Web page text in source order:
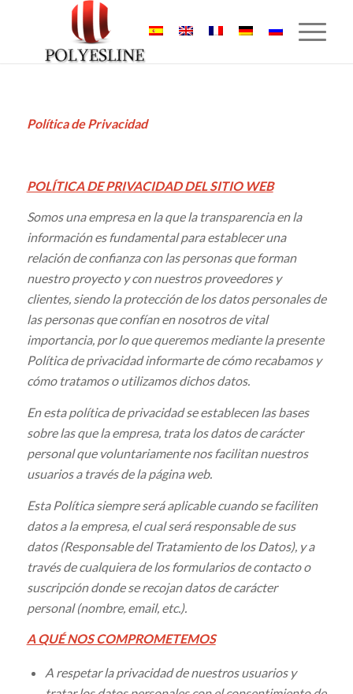
Política de Privacidad
POLÍTICA DE PRIVACIDAD DEL SITIO WEB
Somosuna empresa en la que la transparencia en la
información es fundamental para establecer una
relación de confianza con las personas que forman
nuestro proyecto y con nuestros proveedores y
clientes, siendo la protección de los datos personales de
las personas que confían en nosotros de vital
importancia, por lo que queremos mediante la presente
Política de privacidad informarte de cómo recabamos y
cómo tratamos o utilizamos dichos datos.
En estapolítica de privacidad se establecen las bases
sobre las quela empresa, trata los datos de carácter
personal que voluntariamente nos facilitan nuestros
usuarios a través de la página web.
Esta Política siempre será aplicable cuando se faciliten
datos a la empresa, el cual será responsable de sus
datos (Responsable del Tratamiento de los Datos), y a
través de cualquiera de los formularios de contacto o
suscripción donde se recojan datos de carácter
personal (nombre, email, etc.).
A QUÉ NOS COMPROMETEMOS
A respetar la privacidad de nuestros usuarios y